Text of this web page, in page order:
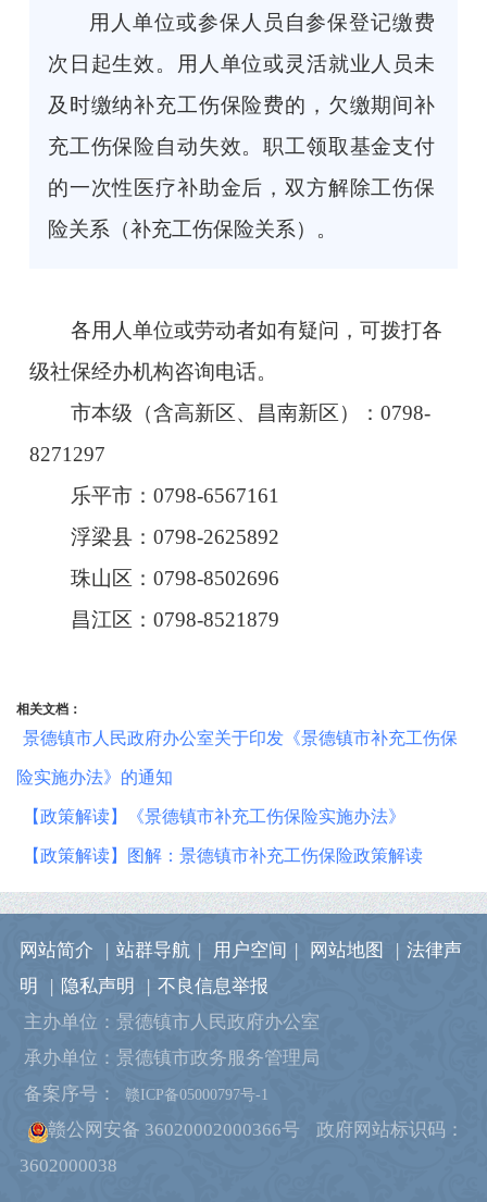
用人单位或参保人员自参保登记缴费
次日起生效。用人单位或灵活就业人员未
及时缴纳补充工伤保险费的，欠缴期间补
充工伤保险自动失效。职工领取基金支付
的一次性医疗补助金后，双方解除工伤保
险关系（补充工伤保险关系）。
各用人单位或劳动者如有疑问，可拨打各
级社保经办机构咨询电话。
市本级（含高新区、昌南新区）：0798-
8271297
乐平市：0798-6567161
浮梁县：0798-2625892
珠山区：0798-8502696
昌江区：0798-8521879
相关文档：
景德镇市人民政府办公室关于印发《景德镇市补充工伤保
险实施办法》的通知
【政策解读】《景德镇市补充工伤保险实施办法》
【政策解读】图解：景德镇市补充工伤保险政策解读
网站简介 站群导航 用户空间 网站地图
法律声
明
隐私声明
不良信息举报
主办单位：景德镇市人民政府办公室
承办单位：景德镇市政务服务管理局
备案序号：
赣ICP备05000797号-1
赣公网安备 36020002000366号
政府网站标识码：
3602000038